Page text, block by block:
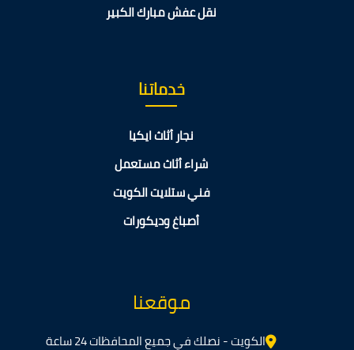
نقل عفش مبارك الكبير
خدماتنا
نجار أثاث ايكيا
شراء أثاث مستعمل
فني ستلايت الكويت
أصباغ وديكورات
موقعنا
الكويت - نصلك في جميع المحافظات 24 ساعة